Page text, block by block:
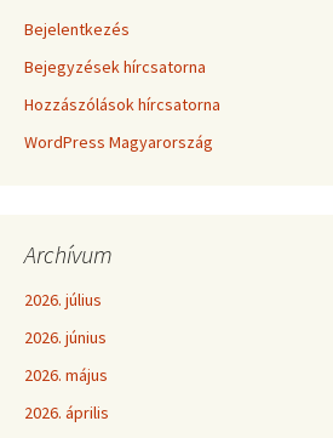
Bejelentkezés
Bejegyzések hírcsatorna
Hozzászólások hírcsatorna
WordPress Magyarország
Archívum
2026. július
2026. június
2026. május
2026. április